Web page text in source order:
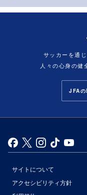
サッカーを通
人々の心身の健
JFAの
サイトについて
アクセシビリティ方針